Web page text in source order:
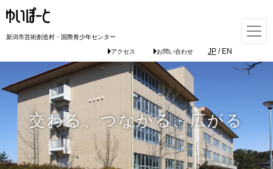
交わる、つながる、広がる
新潟市芸術創造村・国際青少年センター
アクセス お問い合わせ JP/ EN